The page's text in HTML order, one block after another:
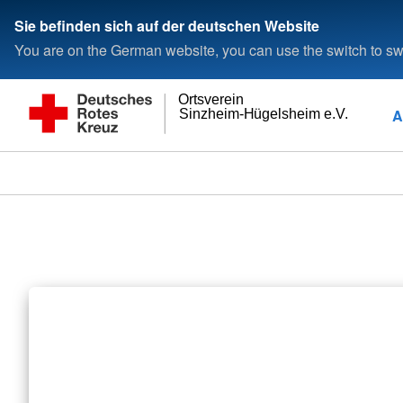
Sie befinden sich auf der deutschen Website
You are on the German website, you can use the switch to
Sinzheim-Hügelsheim e.V.
Ortsverein